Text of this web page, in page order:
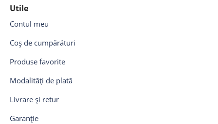
Utile
Contul meu
Coș de cumpărături
Produse favorite
Modalități de plată
Livrare și retur
Garanție